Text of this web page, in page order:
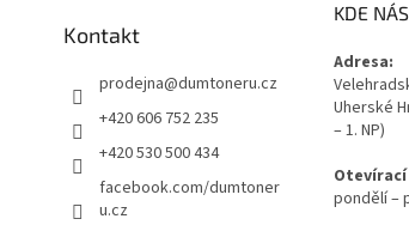
Kontakt
prodejna@dumtoneru.cz
+420 606 752 235
+420 530 500 434
facebook.com/dumtoner
u.cz
KDE
Adresa:
Uherské
– 1. NP)
pondělí –